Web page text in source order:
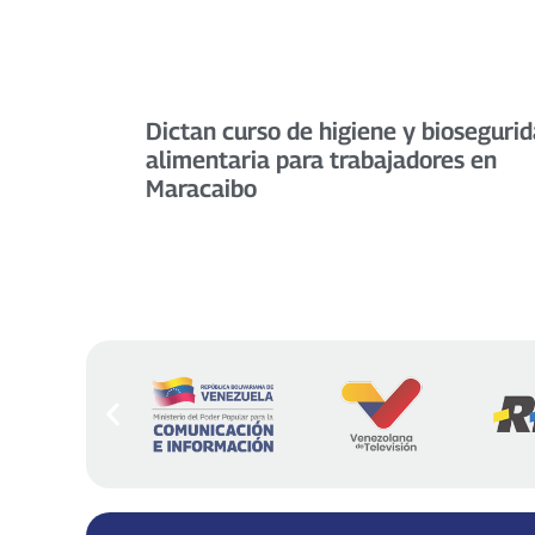
Dictan curso de higiene y
alimentaria para trabajadores en
Maracaibo